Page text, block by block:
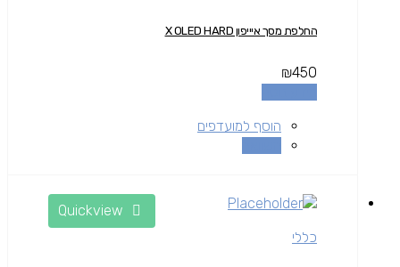
החלפת מסך איייפון X OLED HARD
₪450
הוסף למועדפים
כללי